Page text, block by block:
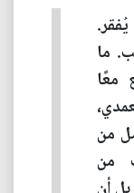
ما
معًا
من
من